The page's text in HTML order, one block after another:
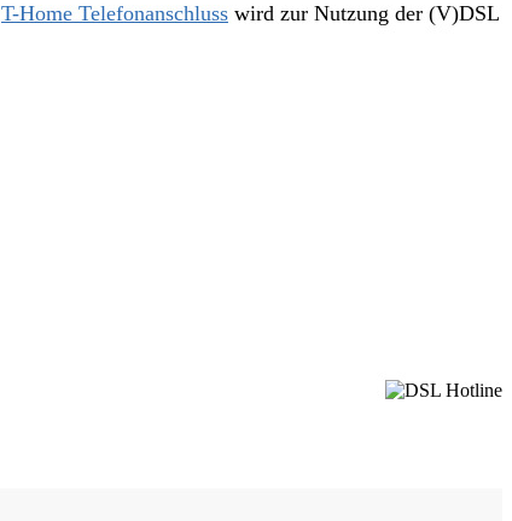
T-Home Telefonanschluss wird zur Nutzung der (V)DSL